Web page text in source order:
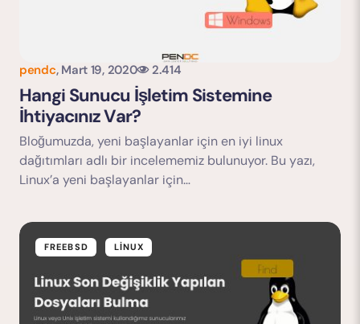
Yorumu Gönder
pendc, Mart 19, 2020 2.414
Hangi Sunucu İşletim Sistemine
İhtiyacınız Var?
Bloğumuzda, yeni başlayanlar için en iyi linux
dağıtımları adlı bir incelememiz bulunuyor. Bu yazı,
Linux’a yeni başlayanlar için…
FREEBSD LINUX